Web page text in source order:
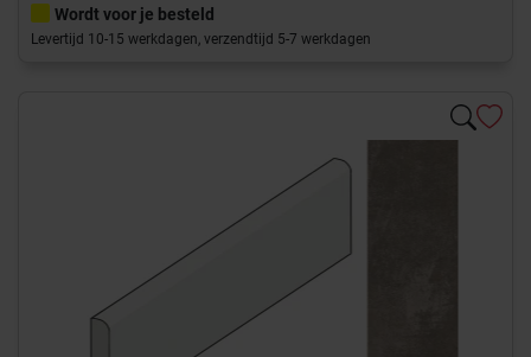
Wordt voor je besteld
Levertijd 10-15 werkdagen, verzendtijd 5-7 werkdagen